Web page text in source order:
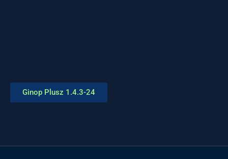
Ginop Plusz 1.4.3-24